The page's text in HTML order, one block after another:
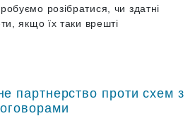
розібратися, чи здатні
якщо їх таки врешті
партнерство проти схем з